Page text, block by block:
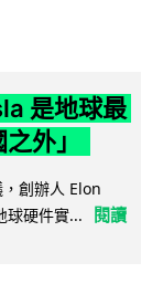
是地球最
外」
創辦人 Elon
球硬件實...
閱讀